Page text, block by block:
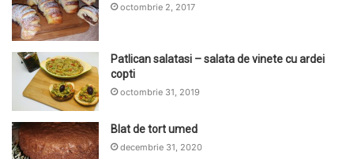
octombrie 2, 2017
Patlican salatasi – salata de vinete cu ardei
copti
octombrie 31, 2019
Blat de tort umed
decembrie 31, 2020